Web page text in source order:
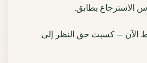
الاسترجاع يطابق.
الآن — كسبت حق النظر إلى